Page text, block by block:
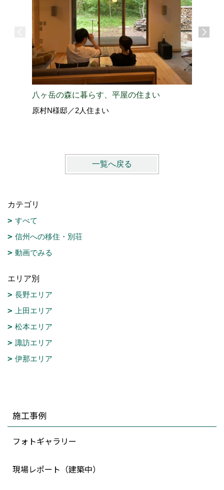
八ヶ岳の森に暮らす、平屋の住まい
原村N様邸／2人住まい
一覧へ戻る
カテゴリ
すべて
信州への移住・別荘
動画でみる
エリア別
長野エリア
上田エリア
松本エリア
諏訪エリア
伊那エリア
施工事例
フォトギャラリー
現場レポート（建築中）